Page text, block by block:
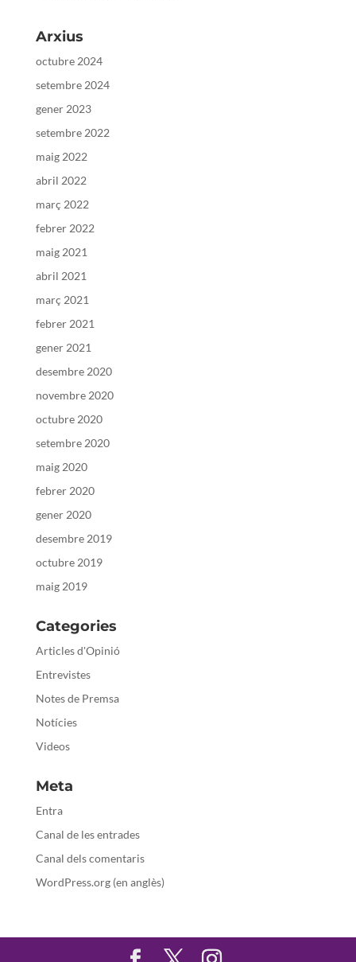
Arxius
octubre 2024
setembre 2024
gener 2023
setembre 2022
maig 2022
abril 2022
març 2022
febrer 2022
maig 2021
abril 2021
març 2021
febrer 2021
gener 2021
desembre 2020
novembre 2020
octubre 2020
setembre 2020
maig 2020
febrer 2020
gener 2020
desembre 2019
octubre 2019
maig 2019
Categories
Articles d'Opinió
Entrevistes
Notes de Premsa
Notícies
Videos
Meta
Entra
Canal de les entrades
Canal dels comentaris
WordPress.org (en anglès)